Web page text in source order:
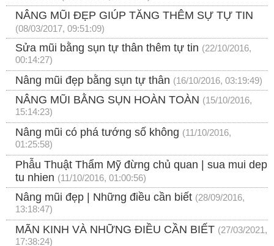
NÂNG MŨI ĐẸP GIÚP TĂNG THÊM SỰ TỰ TIN
(08/03/2017, 09:51:09)
Sửa mũi bằng sụn tự thân thêm tự tin (22/10/2016,
00:14:27)
Nâng mũi đẹp bằng sụn tự thân (16/10/2016, 03:19:49)
NÂNG MŨI BẰNG SỤN HOÀN TOÀN (15/10/2016,
15:14:23)
Nâng mũi có phá tướng số không (11/10/2016,
01:25:58)
Phẫu Thuật Thẩm Mỹ đừng chủ quan | sua mui dep
tu nhien (11/10/2016, 01:00:56)
Nâng mũi đẹp | Những điều cần biết (28/09/2016,
13:18:47)
MÃN KINH VÀ NHỮNG ĐIỀU CẦN BIẾT (27/03/2021,
17:38:24)